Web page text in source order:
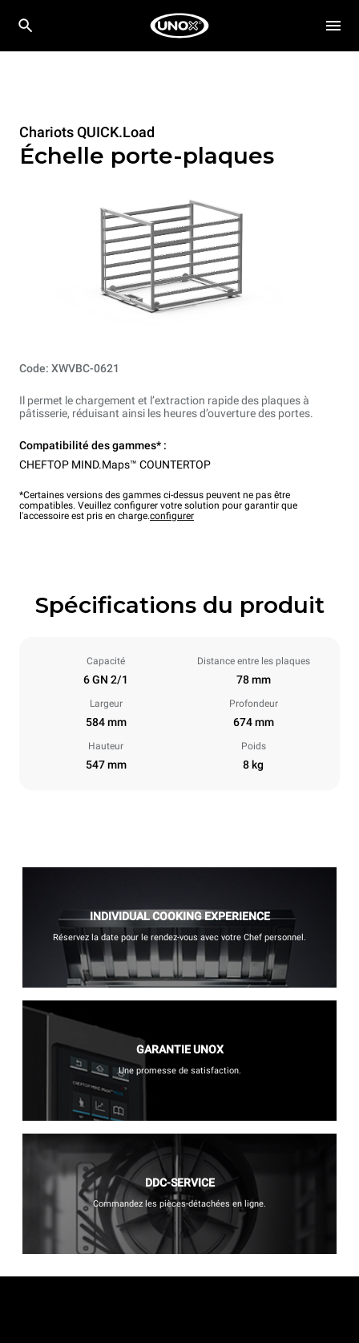
Chariots QUICK.Load
Échelle porte-plaques
Code: XWVBC-0621
Il permet le chargement et l’extraction rapide des plaques à
pâtisserie, réduisant ainsi les heures d’ouverture des portes.
Compatibilité des gammes* :
CHEFTOP MIND.Maps™ COUNTERTOP
*Certaines versions des gammes ci-dessus peuvent ne pas être
compatibles. Veuillez configurer votre solution pour garantir que
l'accessoire est pris en charge.configurer
Spécifications du produit
Capacité
6 GN 2/1
Distance entre les plaques
78 mm
Largeur
584 mm
Profondeur
674 mm
Hauteur
547 mm
Poids
8 kg
INDIVIDUAL COOKING EXPERIENCE
Réservez la date pour le rendez-vous avec votre Chef personnel.
GARANTIE UNOX
Une promesse de satisfaction.
DDC-SERVICE
Commandez les pièces-détachées en ligne.